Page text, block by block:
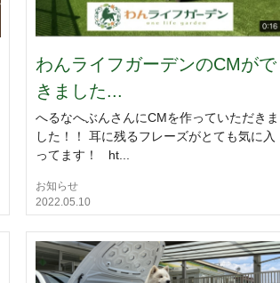
わんライフガーデンのCMがで
きました...
へるなへぶんさんにCMを作っていただきま
した！！ 耳に残るフレーズがとても気に入
ってます！ ht...
お知らせ
2022.05.10